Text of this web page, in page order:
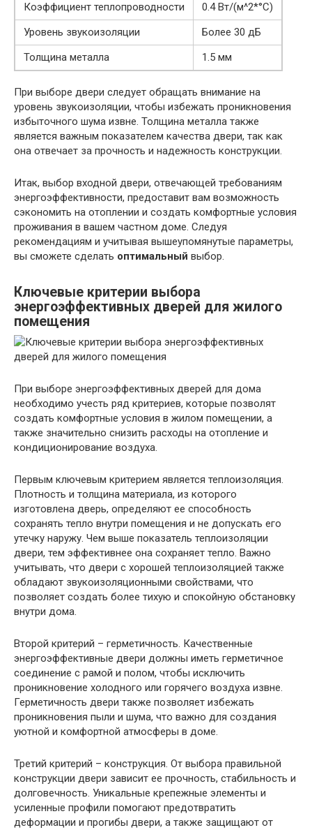
Коэффициент теплопроводности
0.4 Вт/(м^2*°C)
Уровень звукоизоляции
Более 30 дБ
Толщина металла
1.5 мм
При выборе двери следует обращать внимание на
уровень звукоизоляции, чтобы избежать проникновения
избыточного шума извне. Толщина металла также
является важным показателем качества двери, так как
она отвечает за прочность и надежность конструкции.
Итак, выбор входной двери, отвечающей требованиям
энергоэффективности, предоставит вам возможность
сэкономить на отоплении и создать комфортные условия
проживания в вашем частном доме. Следуя
рекомендациям и учитывая вышеупомянутые параметры,
вы сможете сделать оптимальный выбор.
Ключевые критерии выбора
энергоэффективных дверей для жилого
помещения
При выборе энергоэффективных дверей для дома
необходимо учесть ряд критериев, которые позволят
создать комфортные условия в жилом помещении, а
также значительно снизить расходы на отопление и
кондиционирование воздуха.
Первым ключевым критерием является теплоизоляция.
Плотность и толщина материала, из которого
изготовлена дверь, определяют ее способность
сохранять тепло внутри помещения и не допускать его
утечку наружу. Чем выше показатель теплоизоляции
двери, тем эффективнее она сохраняет тепло. Важно
учитывать, что двери с хорошей теплоизоляцией также
обладают звукоизоляционными свойствами, что
позволяет создать более тихую и спокойную обстановку
внутри дома.
Второй критерий – герметичность. Качественные
энергоэффективные двери должны иметь герметичное
соединение с рамой и полом, чтобы исключить
проникновение холодного или горячего воздуха извне.
Герметичность двери также позволяет избежать
проникновения пыли и шума, что важно для создания
уютной и комфортной атмосферы в доме.
Третий критерий – конструкция. От выбора правильной
конструкции двери зависит ее прочность, стабильность и
долговечность. Уникальные крепежные элементы и
усиленные профили помогают предотвратить
деформации и прогибы двери, а также защищают от